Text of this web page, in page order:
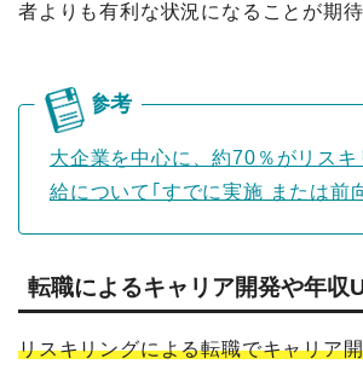
者よりも有利な状況になることが期待
大企業を中心に、約70％がリス
給について｢すでに実施 または前
転職によるキャリア開発や年収
リスキリングによる転職でキャリア